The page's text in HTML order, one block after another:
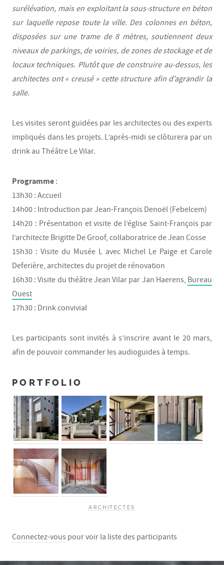
surélévation, mais en exploitant la sous-structure en béton
sur laquelle repose toute la ville. Des colonnes en béton,
disposées sur une trame de 8 mètres, soutiennent deux
niveaux de parkings, de voiries, de zones de stockage et de
locaux techniques. Plutôt que de construire au-dessus, les
architectes ont « creusé » cette structure afin d’agrandir la
salle.
Les visites seront guidées par les architectes ou des experts
impliqués dans les projets. L’après-midi se clôturera par un
drink au Théâtre Le Vilar.
Programme :
13h30 : Accueil
14h00 : Introduction par Jean-François Denoël (Febelcem)
14h20 : Présentation et visite de l’église Saint-François par
l’architecte Brigitte De Groof, collaboratrice de Jean Cosse
15h30 : Visite du Musée L avec Michel Le Paige et Carole
Deferière, architectes du projet de rénovation
16h30 : Visite du théâtre Jean Vilar par Jan Haerens, Bureau
Ouest
17h30 : Drink convivial
Les participants sont invités à s’inscrire avant le 20 mars,
afin de pouvoir commander les audioguides à temps.
PORTFOLIO
ARCHITECTES
Connectez-vous pour voir la liste des participants